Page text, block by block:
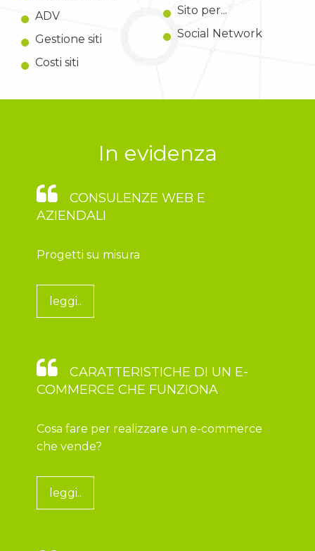
ADV
Gestione siti
Costi siti
Sito per...
Social Network
In evidenza
CONSULENZE WEB E
AZIENDALI
Progetti su misura
leggi..
CARATTERISTICHE DI UN E-
COMMERCE CHE FUNZIONA
Cosa fare per realizzare un e-commerce
che vende?
leggi..